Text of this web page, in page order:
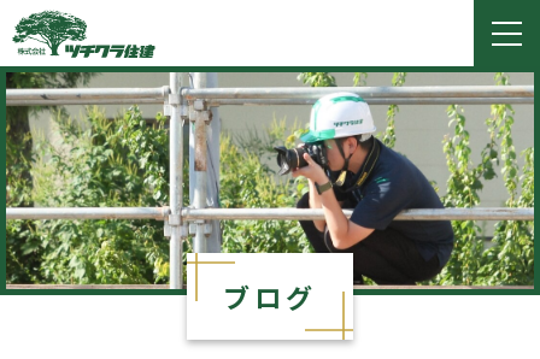
ブログ